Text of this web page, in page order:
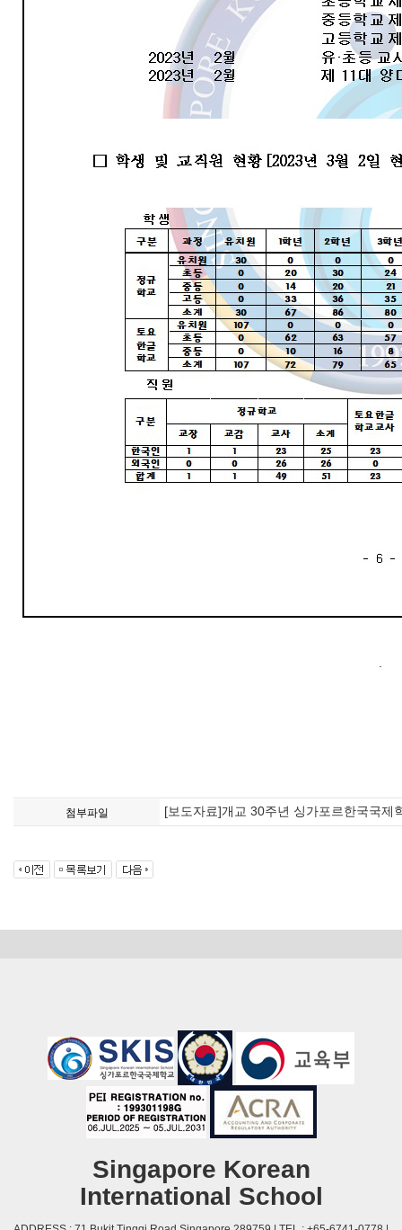
첨부파일 [보도자료]개교 30주년 싱가포르한국국제
Singapore Korean
International School